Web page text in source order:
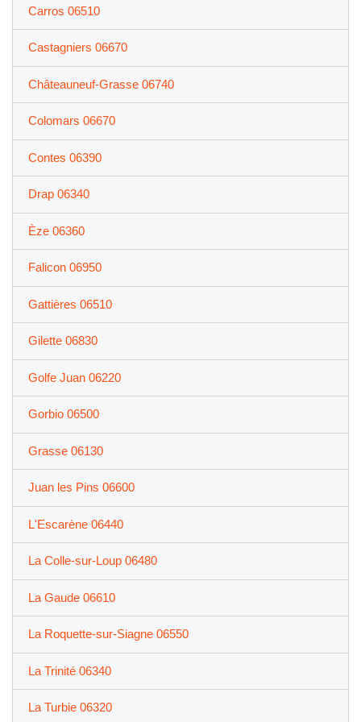
Carros 06510
Castagniers 06670
Châteauneuf-Grasse 06740
Colomars 06670
Contes 06390
Drap 06340
Èze 06360
Falicon 06950
Gattières 06510
Gilette 06830
Golfe Juan 06220
Gorbio 06500
Grasse 06130
Juan les Pins 06600
L'Escarène 06440
La Colle-sur-Loup 06480
La Gaude 06610
La Roquette-sur-Siagne 06550
La Trinité 06340
La Turbie 06320